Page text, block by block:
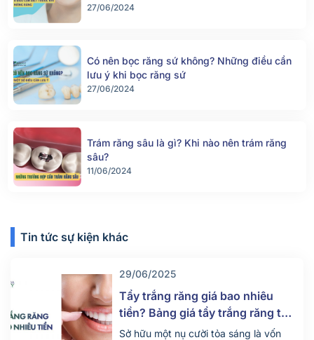
27/06/2024
Có nên bọc răng sứ không? Những điều cần
lưu ý khi bọc răng sứ
27/06/2024
Trám răng sâu là gì? Khi nào nên trám răng
sâu?
11/06/2024
Tin tức sự kiện khác
29/06/2025
Tẩy trắng răng giá bao nhiêu
tiền? Bảng giá tẩy trắng răng tại
nha khoa mới nhất 2025
Sở hữu một nụ cười tỏa sáng là vốn